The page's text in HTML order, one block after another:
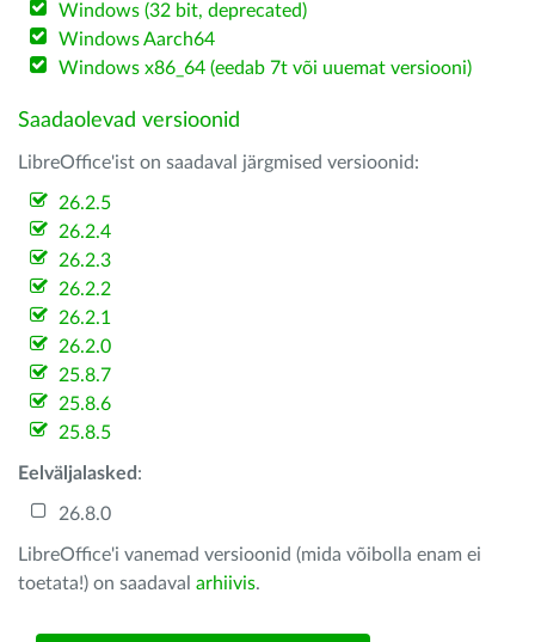
Windows (32 bit, deprecated)
Windows Aarch64
Windows x86_64 (eedab 7t või uuemat versiooni)
Saadaolevad versioonid
LibreOffice'ist on saadaval järgmised versioonid:
26.2.5
26.2.4
26.2.3
26.2.2
26.2.1
26.2.0
25.8.7
25.8.6
25.8.5
Eelväljalasked :
26.8.0
LibreOffice'i vanemad versioonid (mida võibolla enam ei
toetata!) on saadaval arhiivis.